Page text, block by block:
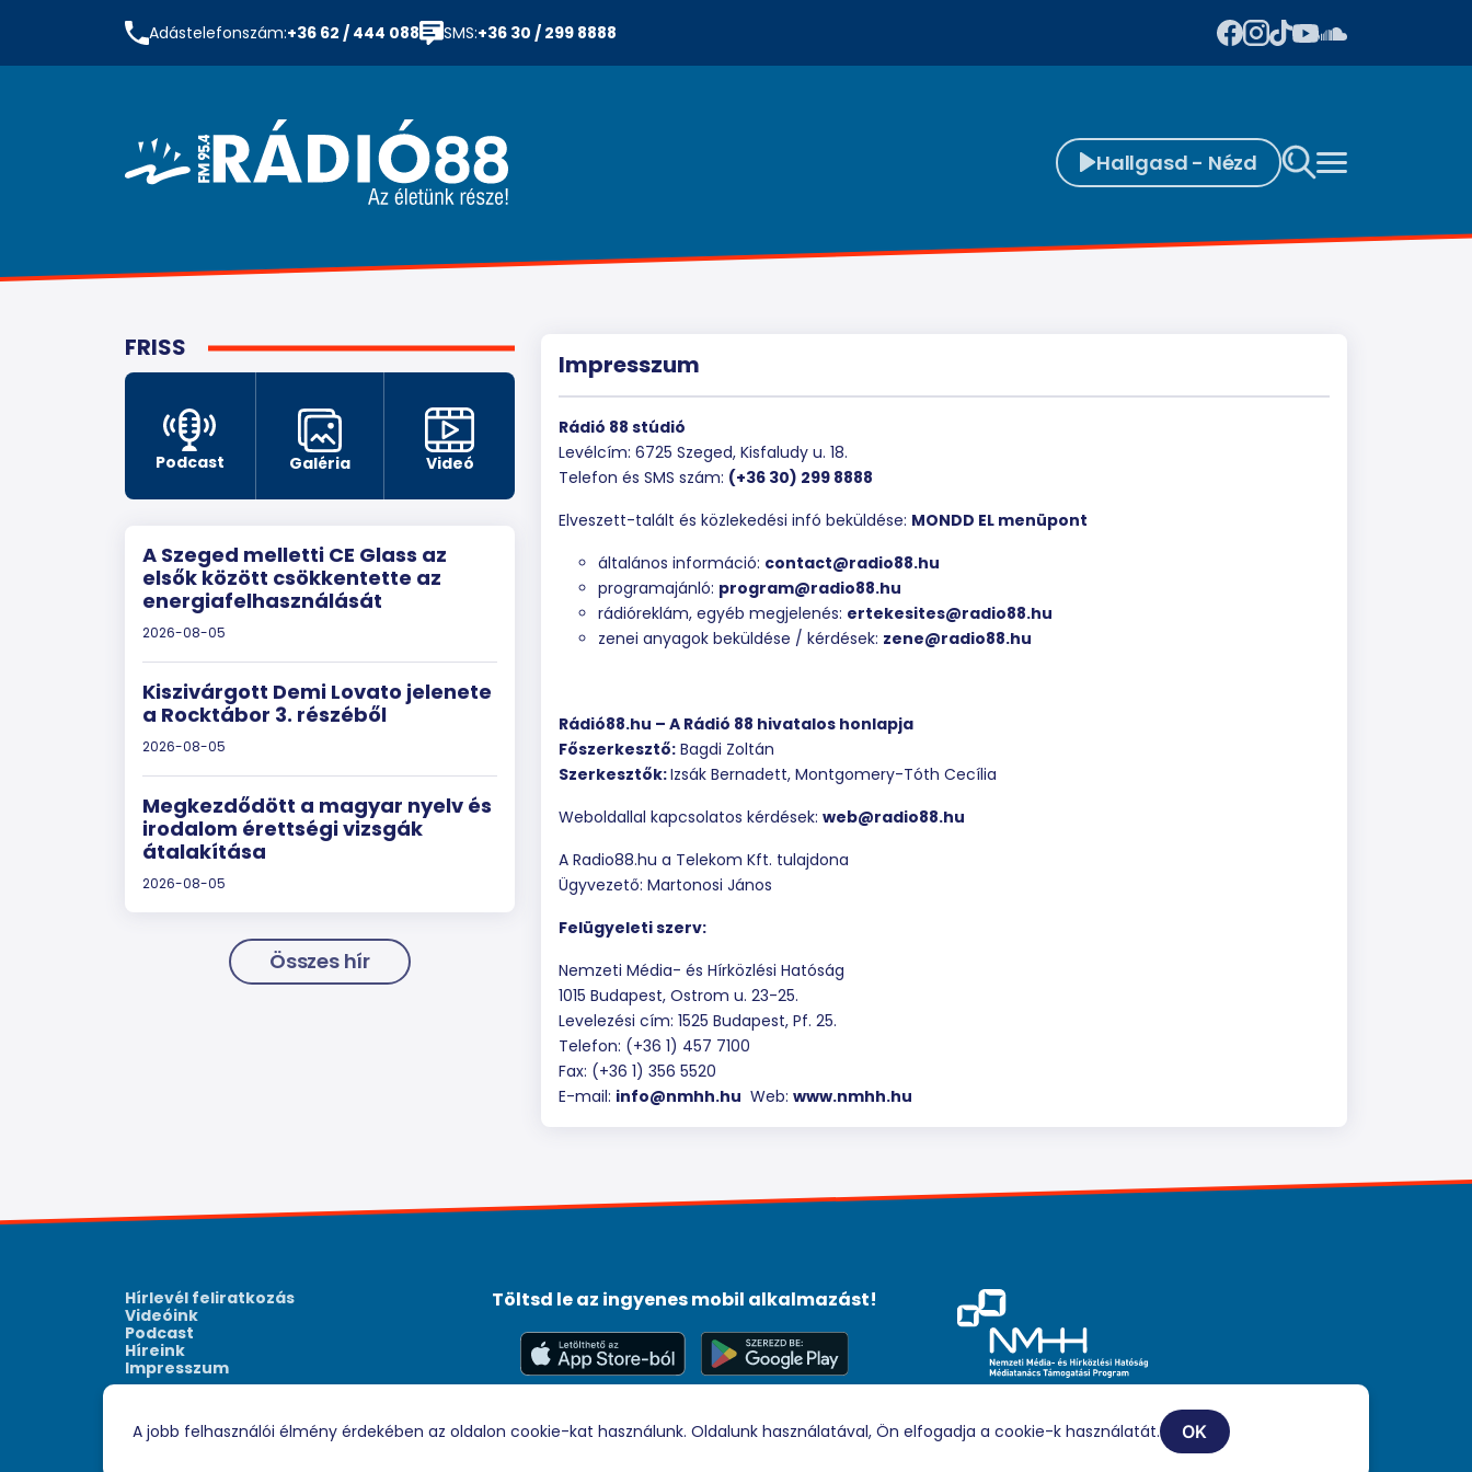
Adástelefonszám:+36 62 / 444 088 SMS:+36 30 / 299 8888
Hallgasd - Nézd
FRISS
Podcast Galéria Videó
A Szeged melletti CE Glass az
elsők között csökkentette az
energiafelhasználását
2026-08-05
Kiszivárgott Demi Lovato jelenete
a Rocktábor 3. részéből
2026-08-05
Megkezdődött a magyar nyelv és
irodalom érettségi vizsgák
átalakítása
2026-08-05
Összes hír
Impresszum
Rádió 88 stúdió
Levélcím: 6725 Szeged, Kisfaludy u. 18.
Telefon és SMS szám: (+36 30) 299 8888
Elveszett-talált és közlekedési infó beküldése: MONDD EL menüpont
általános információ: contact@radio88.hu
programajánló: program@radio88.hu
rádióreklám, egyéb megjelenés: ertekesites@radio88.hu
zenei anyagok beküldése / kérdések: zene@radio88.hu
Rádió88.hu – A Rádió 88 hivatalos honlapja
Főszerkesztő: Bagdi Zoltán
Szerkesztők:Izsák Bernadett, Montgomery-Tóth Cecília
Weboldallal kapcsolatos kérdések: web@radio88.hu
A Radio88.hu a Telekom Kft. tulajdona
Ügyvezető: Martonosi János
Felügyeleti szerv:
Nemzeti Média- és Hírközlési Hatóság
1015 Budapest, Ostrom u. 23-25.
Levelezési cím: 1525 Budapest, Pf. 25.
Telefon: (+36 1) 457 7100
Fax: (+36 1) 356 5520
E-mail: info@nmhh.hu Web: www.nmhh.hu
Hírlevél feliratkozás
Videóink
Podcast
Híreink
Impresszum
Töltsd le az ingyenes mobil alkalmazást!
Támogatási Program keretében támogatja.
A jobb felhasználói élmény érdekében az oldalon cookie-kat használunk. Oldalunk használatával, Ön elfogadja a cookie-k használatát. OK